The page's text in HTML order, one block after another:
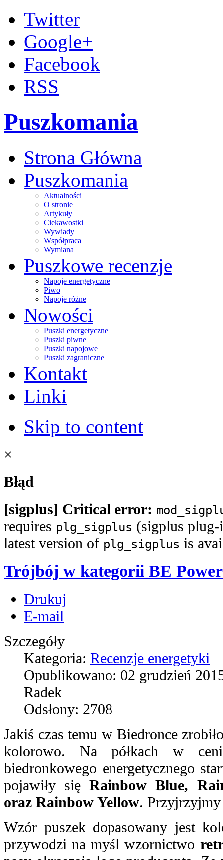
Twitter
Google+
Facebook
RSS
Puszkomania
Strona Główna
Puszkomania
Aktualności
O stronie
Artykuły
Ciekawostki
Wywiady
Współpraca
Wymiana
Puszkowe recenzje
Napoje energetyczne
Piwo
Napoje różne
Nowości
Puszki energetyczne
Puszki piwne
Puszki napojowe
Puszki zagraniczne
Kontakt
Linki
Skip to content
×
Błąd
[sigplus] Critical error:
requires plg_sigplus (sigplus
latest version of plg_sigplus is
Trójbój w kategorii BE
Drukuj
E-mail
Szczegóły
Kategoria: Recenzje energetyki
Opublikowano: 02 grudzień
Radek
Odsłony: 2708
Jakiś czas temu w Biedronce
kolorowo. Na półkach w
biedronkowego energetycznego
pojawiły sięRainbow Blue,
oraz Rainbow Yellow.
Wzór puszek dopasowany jest
przywodzi na myśl wzornictwo